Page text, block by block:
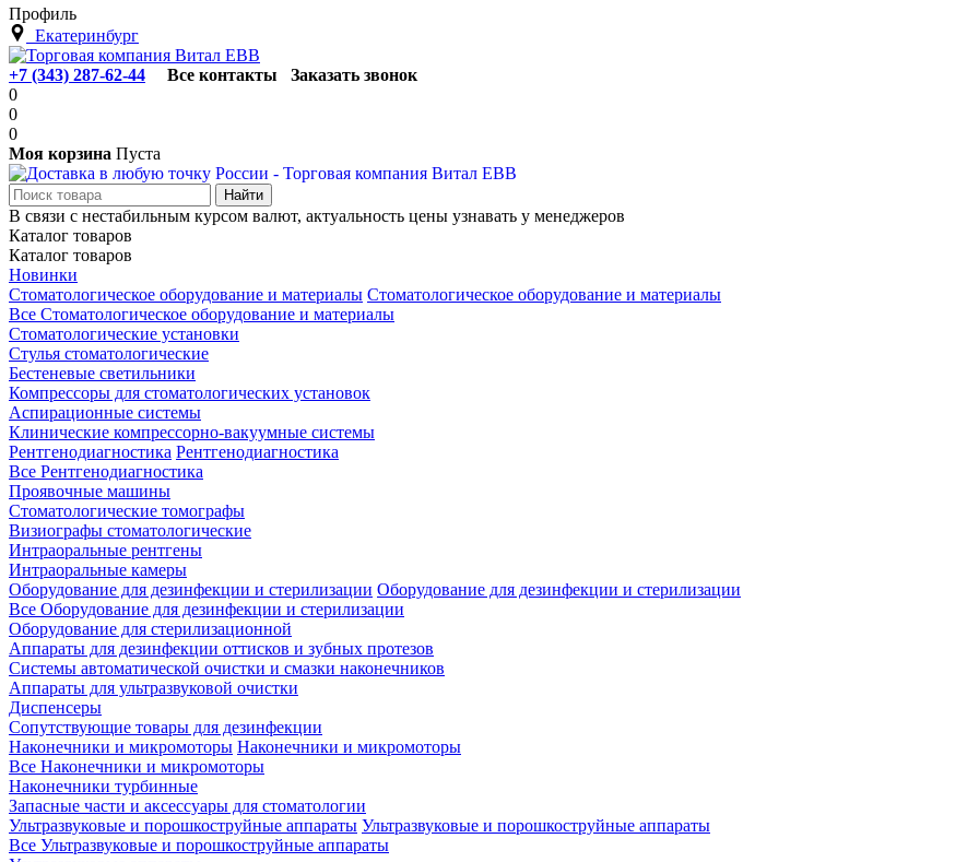
Профиль
Екатеринбург
+7 (343) 287-62-44 Все контакты
Заказать звонок
0
0
0
Моя корзина Пуста
В связи с нестабильным курсом валют, актуальность цены узнавать у менеджеров
Каталог товаров
Каталог товаров
Новинки
Стоматологическое оборудование и материалы Стоматологическое оборудование и материалы
Все Стоматологическое оборудование и материалы
Стоматологические установки
Стулья стоматологические
Бестеневые светильники
Компрессоры для стоматологических установок
Аспирационные системы
Клинические компрессорно-вакуумные системы
Рентгенодиагностика Рентгенодиагностика
Все Рентгенодиагностика
Проявочные машины
Стоматологические томографы
Визиографы стоматологические
Интраоральные рентгены
Интраоральные камеры
Оборудование для дезинфекции и стерилизации Оборудование для дезинфекции и стерилизации
Все Оборудование для дезинфекции и стерилизации
Оборудование для стерилизационной
Аппараты для дезинфекции оттисков и зубных протезов
Системы автоматической очистки и смазки наконечников
Аппараты для ультразвуковой очистки
Диспенсеры
Сопутствующие товары для дезинфекции
Наконечники и микромоторы Наконечники и микромоторы
Все Наконечники и микромоторы
Наконечники турбинные
Запасные части и аксессуары для стоматологии
Ультразвуковые и порошкоструйные аппараты Ультразвуковые и порошкоструйные аппараты
Все Ультразвуковые и порошкоструйные аппараты